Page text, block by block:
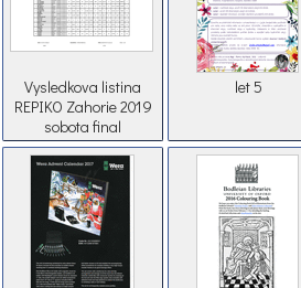
Vysledkova listina
REPIKO Zahorie 2019
sobota final
let 5